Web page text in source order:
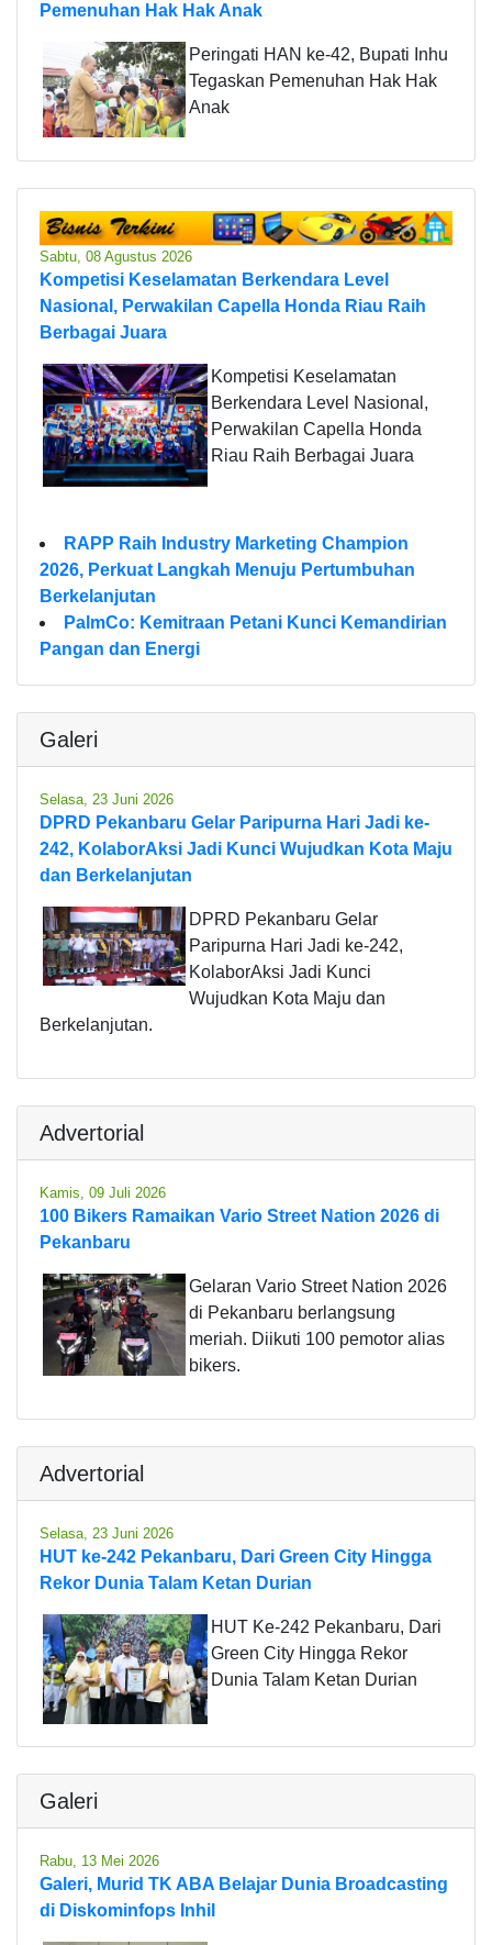
Pemenuhan Hak Hak Anak
Peringati HAN ke-42, Bupati Inhu
Tegaskan Pemenuhan Hak Hak
Anak
Sabtu, 08 Agustus 2026
Kompetisi Keselamatan Berkendara Level
Nasional, Perwakilan Capella Honda Riau Raih
Berbagai Juara
Kompetisi Keselamatan
Berkendara Level Nasional,
Perwakilan Capella Honda
Riau Raih Berbagai Juara
RAPP Raih Industry Marketing Champion
2026, Perkuat Langkah Menuju Pertumbuhan
Berkelanjutan
PalmCo: Kemitraan Petani Kunci Kemandirian
Pangan dan Energi
Galeri
Selasa, 23 Juni 2026
DPRD Pekanbaru Gelar Paripurna Hari Jadi ke-
242, KolaborAksi Jadi Kunci Wujudkan Kota Maju
dan Berkelanjutan
DPRD Pekanbaru Gelar
Paripurna Hari Jadi ke-242,
KolaborAksi Jadi Kunci
Wujudkan Kota Maju dan
Berkelanjutan.
Advertorial
Kamis, 09 Juli 2026
100 Bikers Ramaikan Vario Street Nation 2026 di
Pekanbaru
Gelaran Vario Street Nation 2026
di Pekanbaru berlangsung
meriah. Diikuti 100 pemotor alias
bikers.
Advertorial
Selasa, 23 Juni 2026
HUT ke-242 Pekanbaru, Dari Green City Hingga
Rekor Dunia Talam Ketan Durian
HUT Ke-242 Pekanbaru, Dari
Green City Hingga Rekor
Dunia Talam Ketan Durian
Galeri
Rabu, 13 Mei 2026
Galeri, Murid TK ABA Belajar Dunia Broadcasting
di Diskominfops Inhil